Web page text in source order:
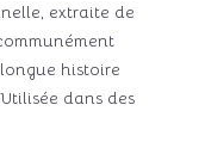
extraite de
histoire
dans des